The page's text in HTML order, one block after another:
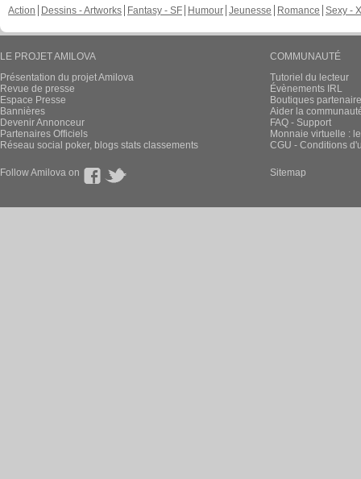
Action
Dessins - Artworks Fantasy - SF Humour Jeunesse Romance Sexy -
LE PROJET AMILOVA
Présentation du projet Amilova
Revue de presse
Espace Presse
Bannières
Devenir Annonceur
Partenaires Officiels
Réseau social poker, blogs stats classements
COMMUNAUTÉ
Tutoriel du lecteur
Évènements IRL
Boutiques
Aider la
FAQ - Support
Monnaie virtuelle :
CGU - Conditions
Follow Amilova on Sitemap